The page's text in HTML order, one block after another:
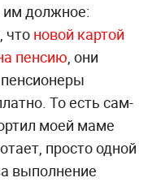
им должное:
что новой картой
пенсию, они
То есть сам-
моей маме
просто одной
выполнение